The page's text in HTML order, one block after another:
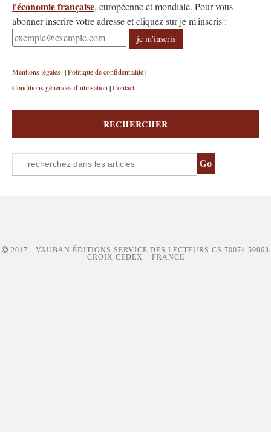
l'économie française, européenne et mondiale. Pour vous
abonner inscrire votre adresse et cliquez sur je m'inscris :
je m'inscris
Mentions légales |Politique de confidentialité|
Conditions générales d’utilisation|Contact
RECHERCHER
2017 - VAUBAN ÉDITIONS SERVICE DES LECTEURS CS 70074 59963
CROIX CEDEX – FRANCE